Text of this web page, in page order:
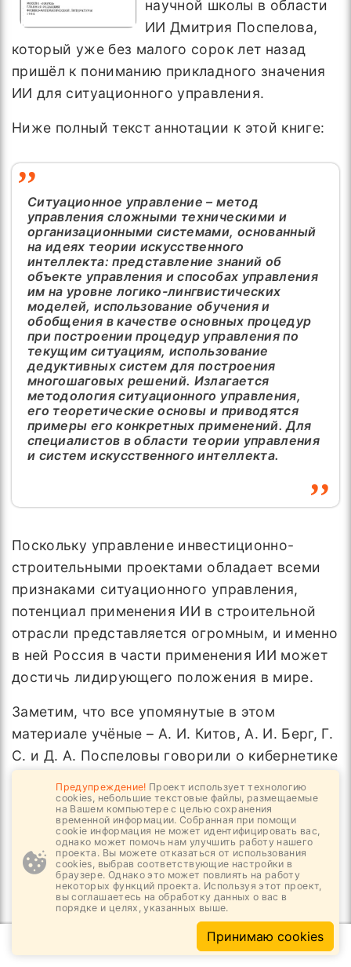
научной школы в области
ИИ Дмитрия Поспелова,
который уже без малого сорок лет назад
пришёл к пониманию прикладного значения
ИИ для ситуационного управления.
Ниже полный текст аннотации к этой книге:
Ситуационное управление – метод
управления сложными техническими и
организационными системами, основанный
на идеях теории искусственного
интеллекта: представление знаний об
объекте управления и способах управления
им на уровне логико-лингвистических
моделей, использование обучения и
обобщения в качестве основных процедур
при построении процедур управления по
текущим ситуациям, использование
дедуктивных систем для построения
многошаговых решений. Излагается
методология ситуационного управления,
его теоретические основы и приводятся
примеры его конкретных применений. Для
специалистов в области теории управления
и систем искусственного интеллекта.
Поскольку управление инвестиционно-
строительными проектами обладает всеми
признаками ситуационного управления,
потенциал применения ИИ в строительной
отрасли представляется огромным, и именно
в ней Россия в части применения ИИ может
достичь лидирующего положения в мире.
Заметим, что все упомянутые в этом
материале учёные – А. И. Китов, А. И. Берг, Г.
С. и Д. А. Поспеловы говорили о кибернетике
понятие ИТ), а также об ИИ как одном из
важнейших научных направлений в области
ИТ в контексте их применения к управлению
сложными системами. Представляется, что в
части управления инвестиционно-
строительными проектами нам всем пришла
пора осознать себя последователями этих
выдающихся людей. По понятным причинам,
Предупреждение! Проект использует технологию
cookies, небольшие текстовые файлы, размещаемые
на Вашем компьютере с целью сохранения
временной информации. Собранная при помощи
cookie информация не может идентифицировать вас,
однако может помочь нам улучшить работу нашего
проекта. Вы можете отказаться от использования
cookies, выбрав соответствующие настройки в
браузере. Однако это может повлиять на работу
некоторых функций проекта. Используя этот проект,
вы соглашаетесь на обработку данных о вас в
порядке и целях, указанных выше.
Принимаю cookies